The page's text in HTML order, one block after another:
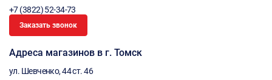
+7 (3822) 52-34-73
Заказать звонок
Адреса магазинов в г. Томск
ул. Шевченко, 44 ст. 46